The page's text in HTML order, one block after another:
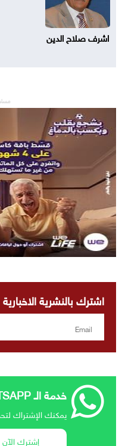
اشرف صلاح الدين
اشترك بالنشرية الاخبارية
خدمة الـ WHATSAPP
يمكنك الإشتراك
إشترك الآن